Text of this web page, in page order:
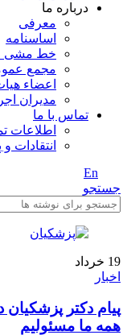
درباره ما
معرفی
اساسنامه
خط مشی
مجمع
اعضاء
مدیران
تماس با ما
اطلاعات
انتقادات
En
جستجو
19 خرداد
اخبار
پیام دکتر
همه ما مسئولیم